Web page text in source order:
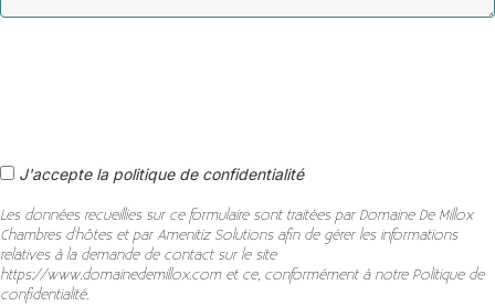
J'accepte la politique de confidentialité
Les données recueillies sur ce formulaire sont traitées par Domaine De Millox
Chambres d'hôtes et par Amenitiz Solutions afin de gérer les informations
relatives à la demande de contact sur le site
https://www.domainedemillox.com et ce, conformément à notre Politique de
confidentialité.